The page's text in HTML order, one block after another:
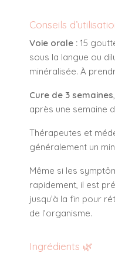
Conseils
Voie orale : 15
sous la langue ou
minéralisée. À
Cure de 3 semaines
après une semaine
Thérapeutes et
généralement un
Même si les
rapidement, il est
jusqu’à la fin pour
de l’organisme.
Ingrédients 🌿